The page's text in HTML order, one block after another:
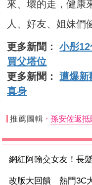
來、壞的走，健康
人、好友、姐妹們
更多新聞：小彤
買父塔位
更多新聞：遭爆
真身
推薦圖輯 孫安佐返抵
網紅阿翰交女友！長
改版大回饋 熱門3C